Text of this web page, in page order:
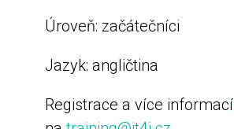
Úroveň: začátečníci
Jazyk: angličtina
Registrace a více informací